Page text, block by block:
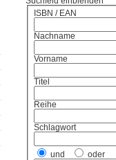
ISBN / EAN
Nachname
Vorname
Titel
Reihe
Schlagwort
und oder